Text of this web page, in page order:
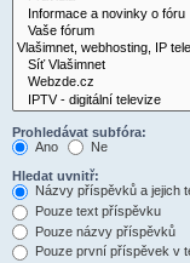
Prohledávat subfóra:
Ano
Ne
Hledat uvnitř:
Názvy příspěvků a jejich
Pouze text příspěvku
Pouze názvy příspěvků
Pouze první příspěvek v